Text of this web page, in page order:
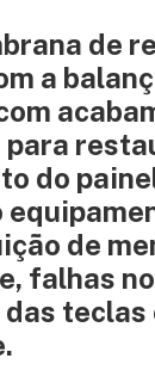
de
a
do
de
falhas no
teclas